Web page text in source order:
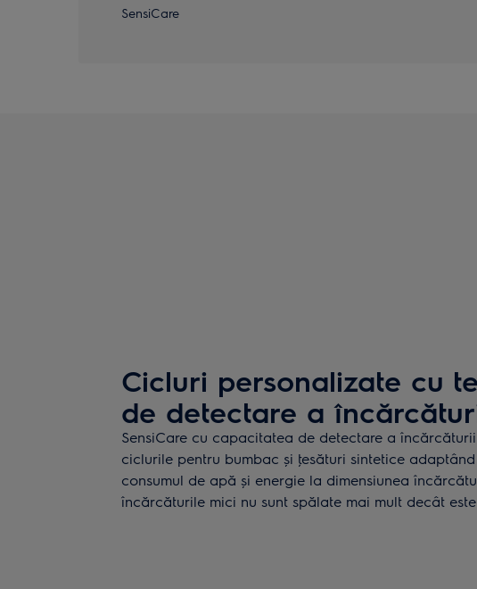
SensiCare
Cicluri personalizate cu
de detectare a
SensiCare cu capacitatea de detectare a
ciclurile pentru bumbac și ţesături sintetice
consumul de apă și energie la dimensiunea
încărcăturile mici nu sunt spălate mai mult decât